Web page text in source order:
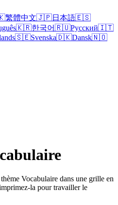
繁體中文🇯🇵日本語🇪🇸
🇰🇷한국어🇷🇺Русский🇮🇹
🇸🇪Svenska🇩🇰Dansk🇳🇴
Vocabulaire dans une grille en
la pour travailler le